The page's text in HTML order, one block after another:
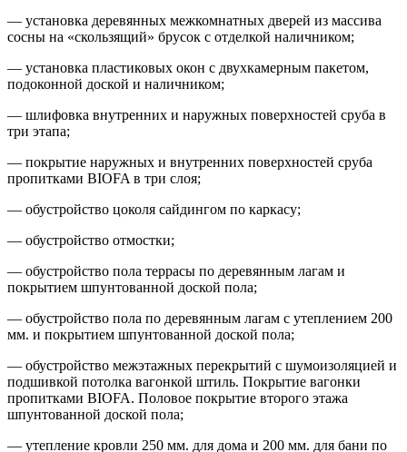
— установка деревянных межкомнатных дверей из массива
сосны на «скользящий» брусок с отделкой наличником;
— установка пластиковых окон с двухкамерным пакетом,
подоконной доской и наличником;
— шлифовка внутренних и наружных поверхностей сруба в
три этапа;
— покрытие наружных и внутренних поверхностей сруба
пропитками BIOFA в три слоя;
— обустройство цоколя сайдингом по каркасу;
— обустройство отмостки;
— обустройство пола террасы по деревянным лагам и
покрытием шпунтованной доской пола;
— обустройство пола по деревянным лагам с утеплением 200
мм. и покрытием шпунтованной доской пола;
— обустройство межэтажных перекрытий с шумоизоляцией и
подшивкой потолка вагонкой штиль. Покрытие вагонки
пропитками BIOFA. Половое покрытие второго этажа
шпунтованной доской пола;
— утепление кровли 250 мм. для дома и 200 мм. для бани по